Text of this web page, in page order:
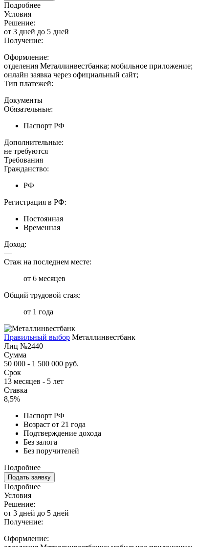
Подробнее
Условия
Решение:
от 3 дней до 5 дней
Получение:
Оформление:
отделения Металлинвестбанка; мобильное приложение;
онлайн заявка через официальный сайт;
Тип платежей:
Документы
Обязательные:
Паспорт РФ
Дополнительные:
не требуются
Требования
Гражданство:
РФ
Регистрация в РФ:
Постоянная
Временная
Доход:
—
Стаж на последнем месте:
от 6 месяцев
Общий трудовой стаж:
от 1 года
Правильный выбор Металлинвестбанк
Лиц №2440
Сумма
50 000 - 1 500 000 руб.
Срок
13 месяцев - 5 лет
Ставка
8,5%
Паспорт РФ
Возраст от 21 года
Подтверждение дохода
Без залога
Без поручителей
Подробнее
Подать заявку
Подробнее
Условия
Решение:
от 3 дней до 5 дней
Получение:
Оформление: